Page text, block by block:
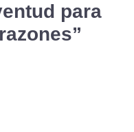
para